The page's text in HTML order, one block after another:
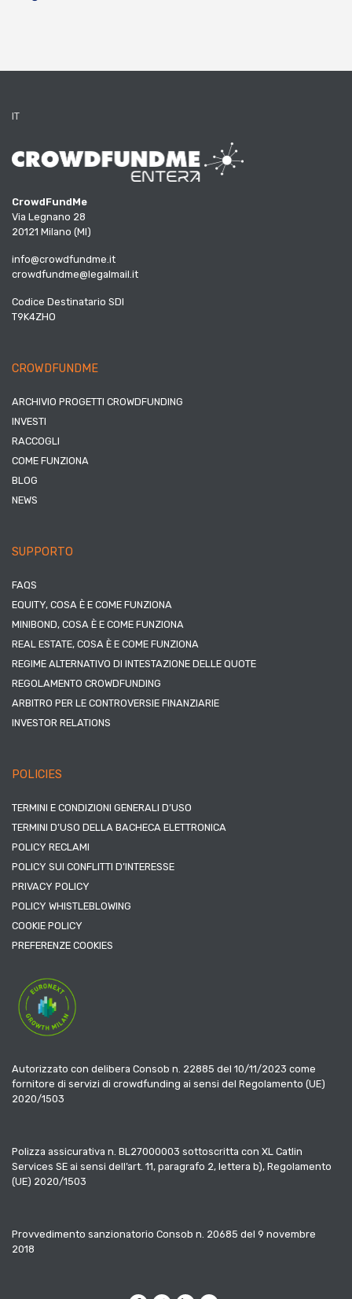
IT
CrowdFundMe
Via Legnano 28
20121 Milano (MI)
info@crowdfundme.it
crowdfundme@legalmail.it
Codice Destinatario SDI
T9K4ZHO
CROWDFUNDME
ARCHIVIO PROGETTI CROWDFUNDING
INVESTI
RACCOGLI
COME FUNZIONA
BLOG
NEWS
SUPPORTO
FAQS
EQUITY, COSA È E COME FUNZIONA
MINIBOND, COSA È E COME FUNZIONA
REAL ESTATE, COSA È E COME FUNZIONA
REGIME ALTERNATIVO DI INTESTAZIONE DELLE QUOTE
REGOLAMENTO CROWDFUNDING
ARBITRO PER LE CONTROVERSIE FINANZIARIE
INVESTOR RELATIONS
POLICIES
TERMINI E CONDIZIONI GENERALI D’USO
TERMINI D’USO DELLA BACHECA ELETTRONICA
POLICY RECLAMI
POLICY SUI CONFLITTI D’INTERESSE
PRIVACY POLICY
POLICY WHISTLEBLOWING
COOKIE POLICY
PREFERENZE COOKIES
Autorizzato con delibera Consob n. 22885 del 10/11/2023 come
fornitore di servizi di crowdfunding ai sensi del Regolamento (UE)
2020/1503
Polizza assicurativa n. BL27000003 sottoscritta con XL Catlin
Services SE ai sensi dell’art. 11, paragrafo 2, lettera b), Regolamento
(UE) 2020/1503
Provvedimento sanzionatorio Consob n. 20685 del 9 novembre
2018